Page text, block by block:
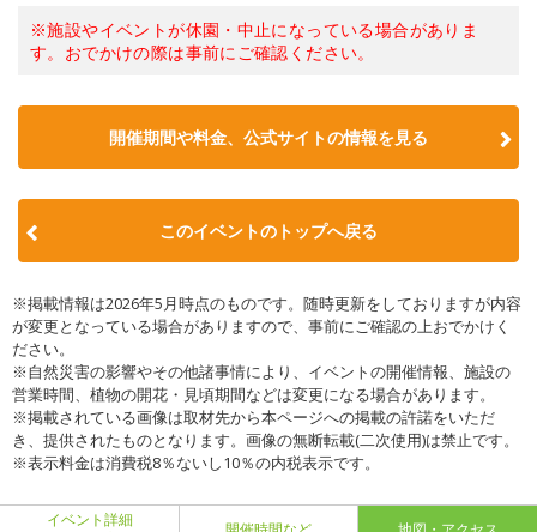
※施設やイベントが休園・中止になっている場合がありま
す。おでかけの際は事前にご確認ください。
開催期間や料金、公式サイトの情報を見る
このイベントのトップへ戻る
※掲載情報は2026年5月時点のものです。随時更新をしておりますが内容
が変更となっている場合がありますので、事前にご確認の上おでかけく
ださい。
※自然災害の影響やその他諸事情により、イベントの開催情報、施設の
営業時間、植物の開花・見頃期間などは変更になる場合があります。
※掲載されている画像は取材先から本ページへの掲載の許諾をいただ
き、提供されたものとなります。画像の無断転載(二次使用)は禁止です。
※表示料金は消費税8％ないし10％の内税表示です。
イベント詳細